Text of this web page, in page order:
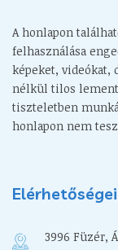
A honlapon
felhasználása
képeket, videókat,
nélkül tilos
tiszteletben
honlapon nem
3996 Füzér,